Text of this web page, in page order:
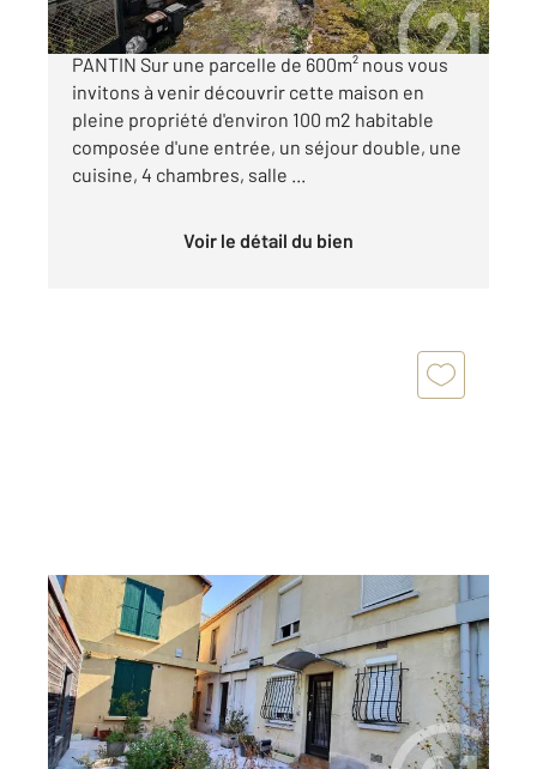
NOISY LE SEC limitrophe ROMAINVILLE et
PANTIN Sur une parcelle de 600m² nous vous
invitons à venir découvrir cette maison en
pleine propriété d'environ 100 m2 habitable
composée d'une entrée, un séjour double, une
cuisine, 4 chambres, salle ...
Voir le détail du bien
PANTIN 93
35,33 m2 , 3 pièces
Ref : 158694
Maison à vendre
247 000 €